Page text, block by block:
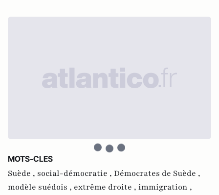
MOTS-CLES
Suède , social-démocratie , Démocrates de Suède ,
modèle suédois , extrême droite , immigration ,